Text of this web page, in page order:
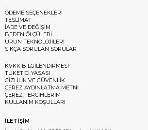
ÖDEME SEÇENEKLERİ
TESLİMAT
İADE VE DEĞİŞİM
BEDEN ÖLÇÜLERİ
ÜRÜN TEKNOLOJİLERİ
SIKÇA SORULAN SORULAR
KVKK BİLGİLENDİRMESİ
TÜKETİCİ YASASI
GİZLİLİK VE GÜVENLİK
ÇEREZ AYDINLATMA METNİ
ÇEREZ TERCİHLERİM
KULLANIM KOŞULLARI
İLETİŞİM